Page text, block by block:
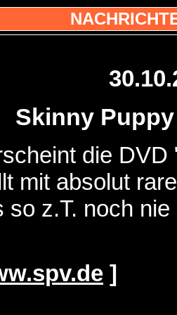
Skinny
die
mit absolut
so z.T. noch
]